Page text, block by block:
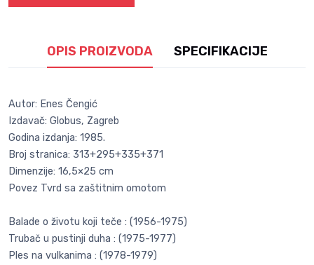
OPIS PROIZVODA SPECIFIKACIJE
Autor: Enes Čengić
Izdavač: Globus, Zagreb
Godina izdanja: 1985.
Broj stranica: 313+295+335+371
Dimenzije: 16,5×25 cm
Povez Tvrd sa zaštitnim omotom
Balade o životu koji teče : (1956-1975)
Trubač u pustinji duha : (1975-1977)
Ples na vulkanima : (1978-1979)